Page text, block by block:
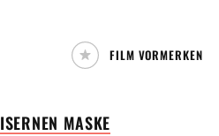
FILM VORMERKEN
MASKE